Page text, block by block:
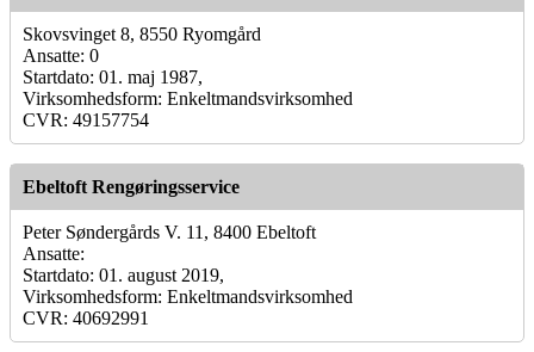
Skovsvinget 8, 8550 Ryomgård
Ansatte: 0
Startdato: 01. maj 1987,
Virksomhedsform: Enkeltmandsvirksomhed
CVR: 49157754
Ebeltoft Rengøringsservice
Peter Søndergårds V. 11, 8400 Ebeltoft
Ansatte:
Startdato: 01. august 2019,
Virksomhedsform: Enkeltmandsvirksomhed
CVR: 40692991